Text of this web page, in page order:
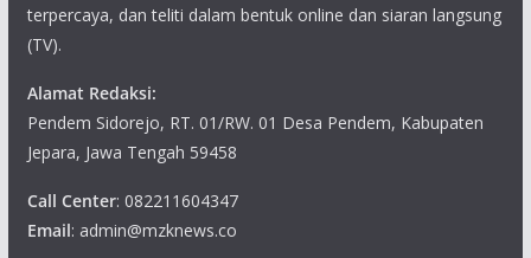
terpercaya, dan teliti dalam bentuk online dan siaran langsung
(TV).
Alamat Redaksi:
Pendem Sidorejo, RT. 01/RW. 01 Desa Pendem, Kabupaten
Jepara, Jawa Tengah 59458
Call Center: 082211604347
Email: admin@mzknews.co